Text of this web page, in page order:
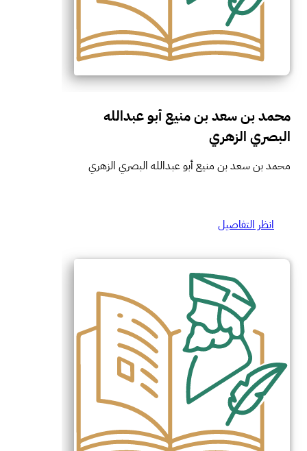
محمد بن سعد بن منيع أبو عبدالله
البصري الزهري
محمد بن سعد بن منيع أبو عبدالله البصري الزهري
انظر التفاصيل